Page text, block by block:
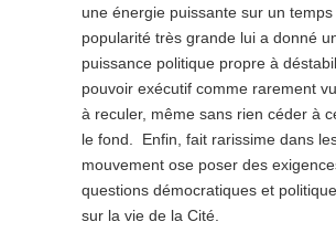
une énergie puissante sur un
popularité très grande lui a donné
puissance politique propre à
pouvoir exécutif comme rarement
à reculer, même sans rien céder à
le fond. Enfin, fait rarissime dans
mouvement ose poser des
questions démocratiques et
sur la vie de la Cité.